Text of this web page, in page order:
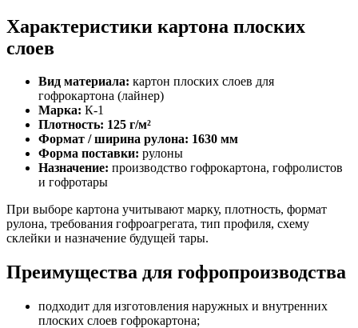
Характеристики картона плоских
слоев
Вид материала: картон плоских слоев для
гофрокартона (лайнер)
Марка: К-1
Плотность: 125 г/м²
Формат / ширина рулона: 1630 мм
Форма поставки: рулоны
Назначение: производство гофрокартона, гофролистов
и гофротары
При выборе картона учитывают марку, плотность, формат
рулона, требования гофроагрегата, тип профиля, схему
склейки и назначение будущей тары.
Преимущества для гофропроизводства
подходит для изготовления наружных и внутренних
плоских слоев гофрокартона;